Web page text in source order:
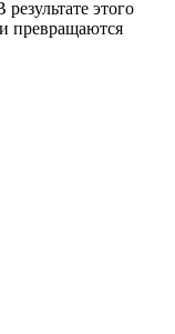
этого
превращаются